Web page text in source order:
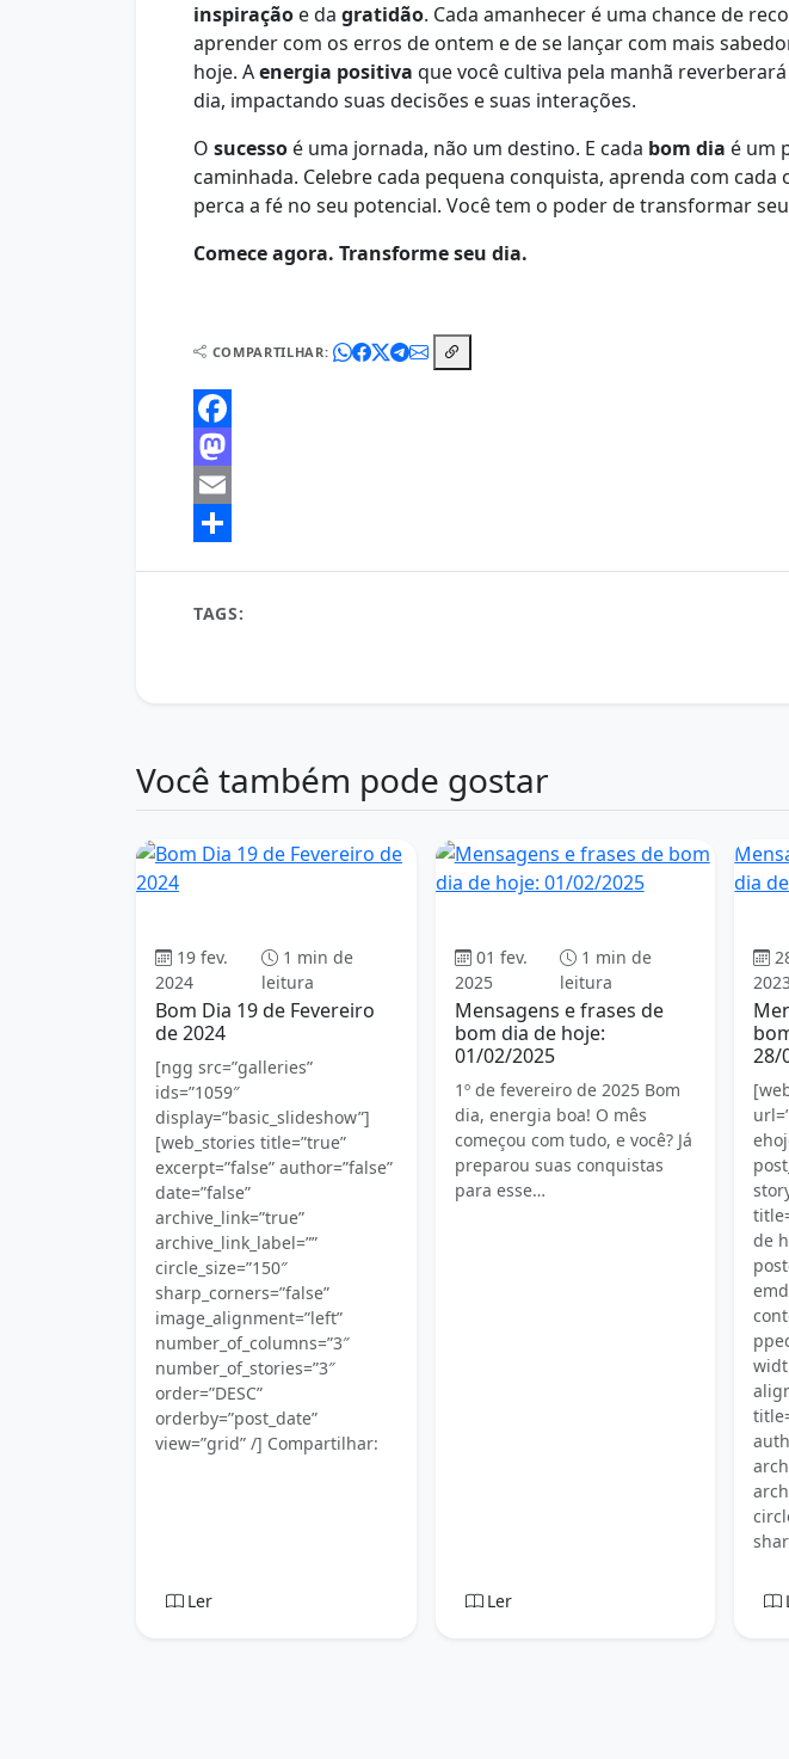
inspiração e da gratidão. Cada amanhecer é uma chance de
aprender com os erros de ontem e de se lançar com mais
hoje. Aenergia positiva que você cultiva pela manhã
dia, impactando suas decisões e suas interações.
O sucesso é uma jornada, não um destino. E cada bom dia é um
caminhada. Celebre cada pequena conquista, aprenda com cada
perca a fé no seu potencial. Você tem o poder de transformar
Comece agora. Transforme seu dia.
COMPARTILHAR:
Facebook
Mastodon
Email
TAGS:
Você também pode gostar
19 fev.
2024
1 min de
leitura
Bom Dia 19 de Fevereiro
de 2024
[ngg src=”galleries”
ids=”1059″
display=”basic_slideshow”]
[web_stories title=”true”
excerpt=”false” author=”false”
date=”false”
archive_link=”true”
archive_link_label=””
circle_size=”150″
sharp_corners=”false”
image_alignment=”left”
number_of_columns=”3″
number_of_stories=”3″
order=”DESC”
orderby=”post_date”
view=”grid” /] Compartilhar:
Ler
01 fev.
2025
1 min de
leitura
Mensagens e frases de
bom dia de hoje:
01/02/2025
1º de fevereiro de 2025 Bom
dia, energia boa! O mês
começou com tudo, e você? Já
preparou suas conquistas
para esse…
Ler
dia
2023
28/
de